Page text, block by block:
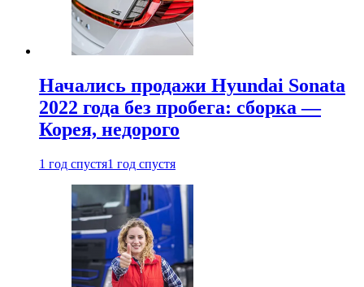
Начались продажи Hyundai Sonata
2022 года без пробега: сборка —
Корея, недорого
1 год спустя1 год спустя